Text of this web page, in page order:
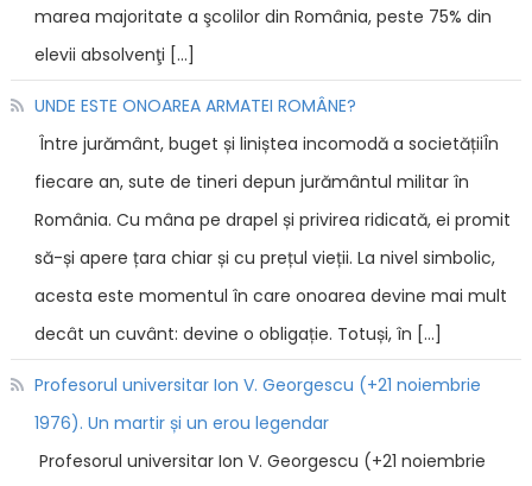
marea majoritate a şcolilor din România, peste 75% din
elevii absolvenţi […]
UNDE ESTE ONOAREA ARMATEI ROMÂNE?
Între jurământ, buget și liniștea incomodă a societățiiÎn
fiecare an, sute de tineri depun jurământul militar în
România. Cu mâna pe drapel și privirea ridicată, ei promit
să-și apere țara chiar și cu prețul vieții. La nivel simbolic,
acesta este momentul în care onoarea devine mai mult
decât un cuvânt: devine o obligație. Totuși, în […]
Profesorul universitar Ion V. Georgescu (+21 noiembrie
1976). Un martir și un erou legendar
Profesorul universitar Ion V. Georgescu (+21 noiembrie